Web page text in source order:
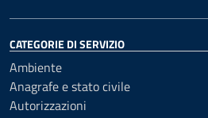
CATEGORIE DI SERVIZIO
Ambiente
Anagrafe e stato civile
Autorizzazioni